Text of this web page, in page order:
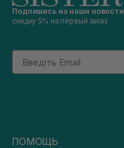
Подпишись на наши новости
скидку 5% на первый заказ
Email
ПОМОЩЬ